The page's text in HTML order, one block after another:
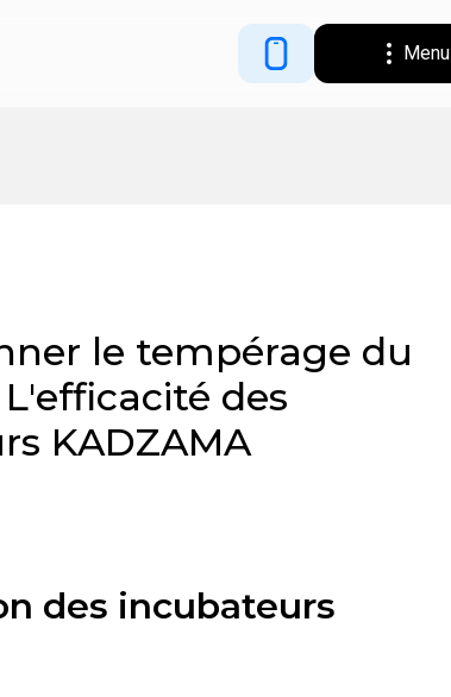
Menu
le tempérage du
des
KADZAMA
des incubateurs